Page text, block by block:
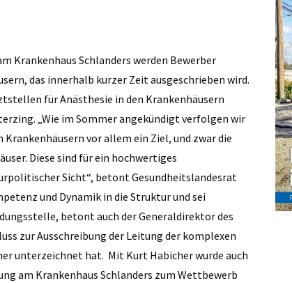
Krankenhaus Schlanders werden Bewerber
das innerhalb kurzer Zeit ausgeschrieben wird.
für Anästhesie in den Krankenhäusern
„Wie im Sommer angekündigt verfolgen wir
vor allem ein Ziel, und zwar die
Diese sind für ein hochwertiges
Sicht“, betont Gesundheitslandesrat
und Dynamik in die Struktur und sei
betont auch der Generaldirektor des
zur Ausschreibung der Leitung der komplexen
unterzeichnet hat. Mit Kurt Habicher wurde auch
am Krankenhaus Schlanders zum Wettbewerb